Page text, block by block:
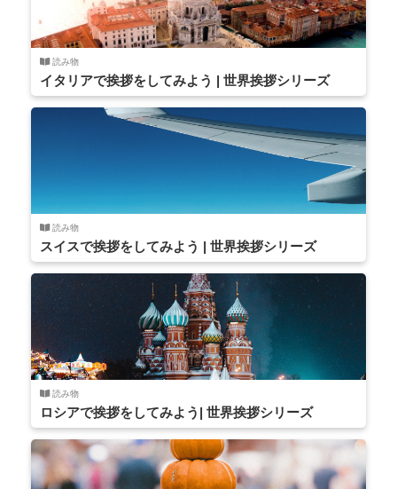
読み物
イタリアで挨拶をしてみよう | 世界挨拶シリーズ
読み物
スイスで挨拶をしてみよう | 世界挨拶シリーズ
読み物
ロシアで挨拶をしてみよう| 世界挨拶シリーズ